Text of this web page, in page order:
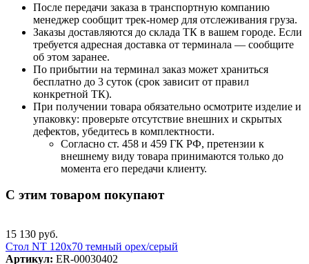
После передачи заказа в транспортную компанию
менеджер сообщит трек-номер для отслеживания груза.
Заказы доставляются до склада ТК в вашем городе. Если
требуется адресная доставка от терминала — сообщите
об этом заранее.
По прибытии на терминал заказ может храниться
бесплатно до 3 суток (срок зависит от правил
конкретной ТК).
При получении товара обязательно осмотрите изделие и
упаковку: проверьте отсутствие внешних и скрытых
дефектов, убедитесь в комплектности.
Согласно ст. 458 и 459 ГК РФ, претензии к
внешнему виду товара принимаются только до
момента его передачи клиенту.
С этим товаром покупают
15 130 руб.
Стол NT 120x70 темный орех/серый
Артикул: ER-00030402